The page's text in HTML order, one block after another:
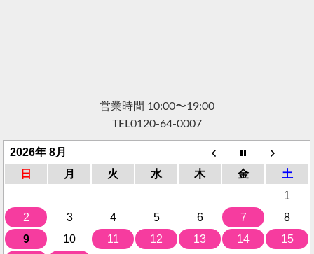
営業時間 10:00〜19:00
TEL0120-64-0007
2026年 8月
日
月 火 水 木 金
土
1
2
3 4 5 6 7
8
9
10 11 12 13 14
15